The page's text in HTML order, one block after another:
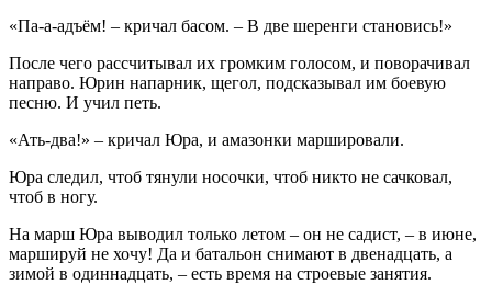
«Па-а-адъём! – кричал басом. – В две шеренги становись!»
После чего рассчитывал их громким голосом, и поворачивал
направо. Юрин напарник, щегол, подсказывал им боевую
песню. И учил петь.
«Ать-два!» – кричал Юра, и амазонки маршировали.
Юра следил, чтоб тянули носочки, чтоб никто не сачковал,
чтоб в ногу.
На марш Юра выводил только летом – он не садист, – в июне,
маршируй не хочу! Да и батальон снимают в двенадцать, а
зимой в одиннадцать, – есть время на строевые занятия.